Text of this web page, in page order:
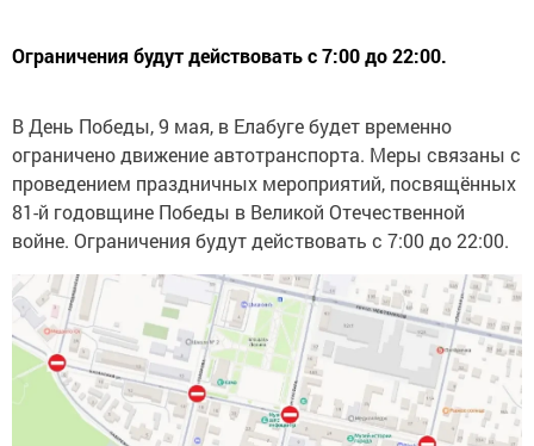
Ограничения будут действовать с 7:00 до 22:00.
В День Победы, 9 мая, в Елабуге будет временно
ограничено движение автотранспорта. Меры связаны с
проведением праздничных мероприятий, посвящённых
81-й годовщине Победы в Великой Отечественной
войне. Ограничения будут действовать с 7:00 до 22:00.